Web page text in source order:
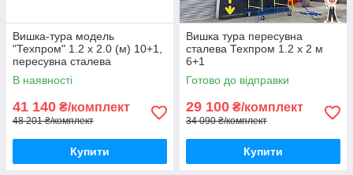
Вишка-тура модель
"Техпром" 1.2 х 2.0 (м) 10+1,
пересувна сталева
В наявності
41 140 ₴/комплект
48 201 ₴/комплект
Купити
Вишка тура пересувна
сталева Техпром 1.2 х 2 м
6+1
Готово до відправки
29 100 ₴/комплект
34 090 ₴/комплект
Купити